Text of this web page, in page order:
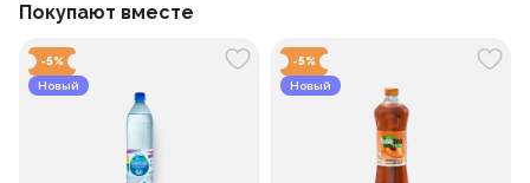
Покупают вместе
-5%
Новый
-5%
Новый